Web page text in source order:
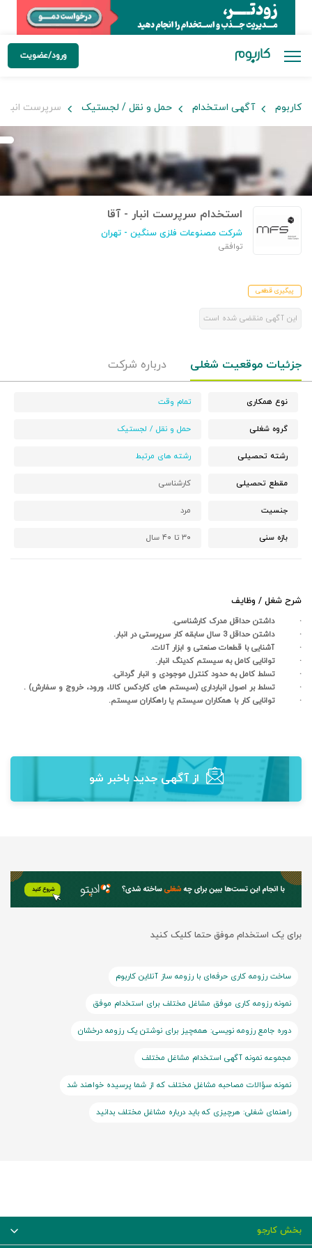
ورود/عضویت
کاربوم آگهی استخدام حمل و نقل / لجستیک سرپرست انبار
استخدام سرپرست انبار - آقا
شرکت مصنوعات فلزی سنگین - تهران
توافقی
پیگیری قطعی
این آگهی منقضی شده است
جزئیات موقعیت شغلی درباره شرکت
نوع همکاری تمام وقت
گروه شغلی حمل و نقل / لجستیک
رشته تحصیلی رشته های مرتبط
مقطع تحصیلی کارشناسی
جنسیت مرد
بازه سنی ۳۰ تا ۴۰ سال
شرح شغل / وظایف
· داشتن حداقل مدرک کارشناسی.
· داشتن حداقل 3 سال سابقه کار سرپرستی در انبار.
· آشنایی با قطعات صنعتی و ابزار آلات.
· توانایی کامل به سیستم کدینگ انبار.
· تسلط کامل به حدود کنترل موجودی و انبار گردانی.
· تسلط بر اصول انبارداری (سیستم های کاردکس کالا، ورود، خروج و سفارش) .
· توانایی کار با همکاران سیستم یا راهکاران سیستم.
از آگهی‌ جدید باخبر شو
برای یک استخدام موفق حتما کلیک کنید
ساخت رزومه کاری حرفه‌ای با رزومه ساز آنلاین کاربوم
نمونه رزومه کاری موفق مشاغل مختلف برای استخدام موفق
دوره جامع رزومه نویسی: همه‌چیز برای نوشتن یک رزومه درخشان
مجموعه نمونه آگهی استخدام مشاغل مختلف
نمونه سؤالات مصاحبه مشاغل مختلف که از شما پرسیده خواهند شد
راهنمای شغلی: هرچیزی که باید درباره مشاغل مختلف بدانید
بخش کارجو